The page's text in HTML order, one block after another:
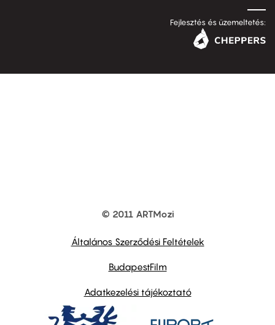
Fejlesztés és üzemeltetés:
© 2011 ARTMozi
Általános Szerződési Feltételek
BudapestFilm
Adatkezelési tájékoztató